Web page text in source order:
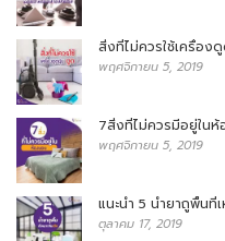
สิ่งที่ไม่ควรใช้เครื่อง
พฤศจิกายน 5, 2019
7สิ่งที่ไม่ควรมีอยู่ใน
พฤศจิกายน 5, 2019
แนะนำ 5 น้ำยาถูพื้นที่
ตุลาคม 17, 2019